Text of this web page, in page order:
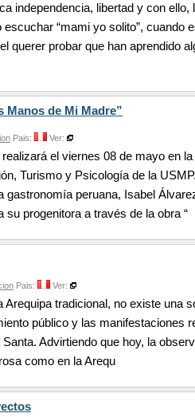
independencia, libertad y con ello,
“mami yo solito”, cuando
querer probar que han aprendido
Manos de Mi Madre”
Pais: Ver:
el viernes 08 de mayo en
Turismo y Psicología de la
gastronomía peruana, Isabel
su progenitora a través de la obra “
Pais: Ver:
Arequipa tradicional, no existe una
público y las manifestaciones
Advirtiendo que hoy, la
como en la Arequ